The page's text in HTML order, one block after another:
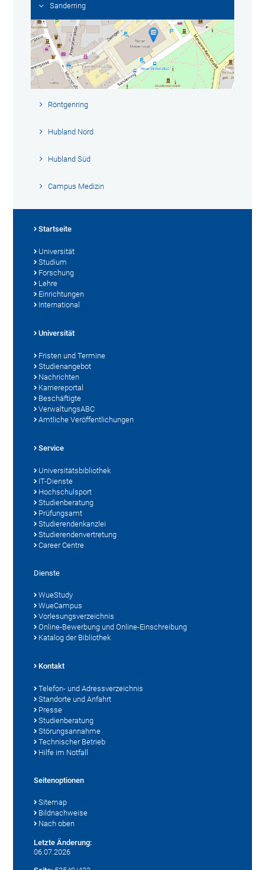
Sanderring
Röntgenring
Hubland Nord
Hubland Süd
Campus Medizin
Startseite
Universität
Studium
Forschung
Lehre
Einrichtungen
International
Universität
Fristen und Termine
Studienangebot
Nachrichten
Karriereportal
Beschäftigte
VerwaltungsABC
Amtliche Veröffentlichungen
Service
Universitätsbibliothek
IT-Dienste
Hochschulsport
Studienberatung
Prüfungsamt
Studierendenkanzlei
Studierendenvertretung
Career Centre
Dienste
WueStudy
WueCampus
Vorlesungsverzeichnis
Online-Bewerbung und Online-Einschreibung
Katalog der Bibliothek
Kontakt
Telefon- und Adressverzeichnis
Standorte und Anfahrt
Presse
Studienberatung
Störungsannahme
Technischer Betrieb
Hilfe im Notfall
Seitenoptionen
Sitemap
Bildnachweise
Nach oben
Letzte Änderung:
06.07.2026